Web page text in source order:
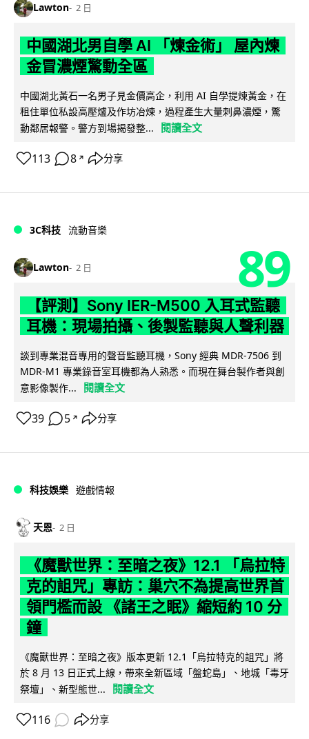
Lawton 2 日
中國湖北男自學 AI 「煉金術」 屋內煉
金冒濃煙驚動全區
中國湖北黃石一名男子見金價高企，利用 AI 自學提煉黃金，在
租住單位私設高壓爐及作坊冶煉，過程產生大量刺鼻濃煙，驚
動鄰居報警。警方到場揭發整...
閱讀全文
113 8 ↗ 分享
3C科技 流動音樂
Lawton 2 日 89
【評測】Sony IER-M500 入耳式監聽
耳機：現場拍攝、後製監聽與人聲利器
談到專業混音專用的聲音監聽耳機，Sony 經典 MDR-7506 到
MDR-M1 專業錄音室耳機都為人熟悉。而現在舞台製作者與創
意影像製作...
閱讀全文
39 5 ↗ 分享
科技娛樂 遊戲情報
天恩 2 日
《魔獸世界：至暗之夜》12.1 「烏拉特
克的詛咒」專訪：巢穴不為提高世界首
領門檻而設 《諸王之眠》縮短約 10 分
鐘
《魔獸世界：至暗之夜》版本更新 12.1「烏拉特克的詛咒」將
於 8 月 13 日正式上線，帶來全新區域「盤蛇島」、地城「毒牙
祭壇」、新型態世...
閱讀全文
116 分享